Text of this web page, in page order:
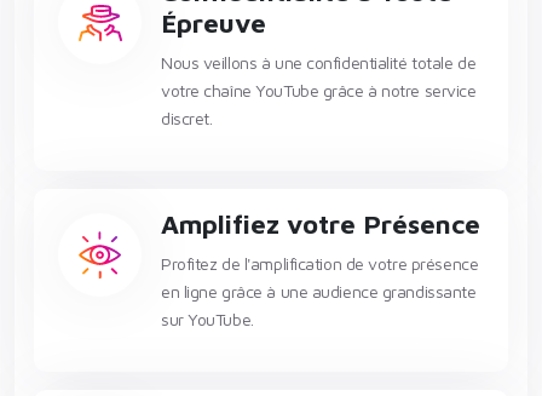
Épreuve
Nous veillons à une confidentialité totale de
votre chaîne YouTube grâce à notre service
discret.
Amplifiez votre Présence
Profitez de l'amplification de votre présence
en ligne grâce à une audience grandissante
sur YouTube.